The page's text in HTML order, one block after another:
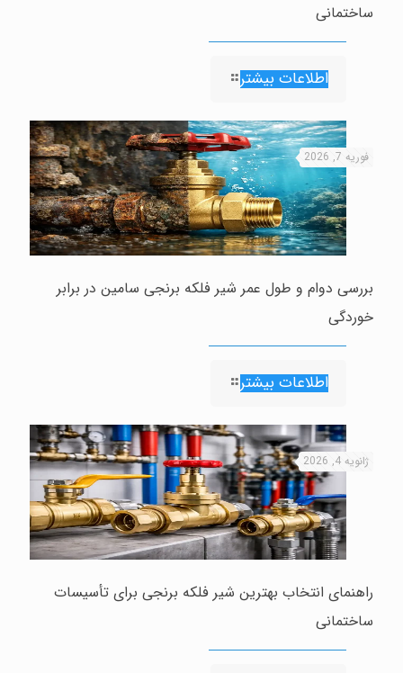
ساختمانی
اطلاعات بیشتر
فوریه 7, 2026
بررسی دوام و طول عمر شیر فلکه برنجی سامین در برابر
خوردگی
اطلاعات بیشتر
ژانویه 4, 2026
راهنمای انتخاب بهترین شیر فلکه برنجی برای تأسیسات
ساختمانی